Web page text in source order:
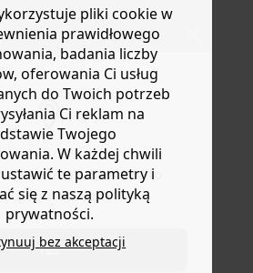
to be redirected to
?
YES
go!
pliki cookie w
prawidłowego
badania liczby
oferowania Ci usług
do Twoich potrzeb
Ci reklam na
Twojego
W każdej chwili
te parametry i
się z naszą polityką
prywatności.
bez akceptacji